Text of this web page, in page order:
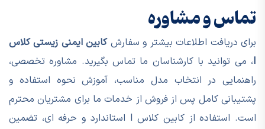
تماس و مشاوره
برای دریافت اطلاعات بیشتر و سفارشکابین ایمنی زیستی کلاس
I، می توانید با کارشناسان ما تماس بگیرید. مشاوره تخصصی،
راهنمایی در انتخاب مدل مناسب، آموزش نحوه استفاده و
پشتیبانی کامل پس از فروش از خدمات ما برای مشتریان محترم
است. استفاده از کابین کلاس I استاندارد و حرفه ای، تضمین